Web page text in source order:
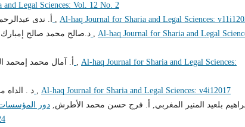
Legal Sciences: Vol. 12 No. 2
أ. ندى
, Al-haq Journal for Sharia and Legal Sciences:
د.صالح محمد صالح , Al-haq Journal for Sharia and Legal
أ. آمال محمد إمحمد
, Al-haq Journal for Sharia and Legal Sciences:
د . الداه , Al-haq Journal for Sharia and Legal Sciences: v4i12017
بلعيد المنير المغربي, أ. فرج حسن محمد الأطرش, دور